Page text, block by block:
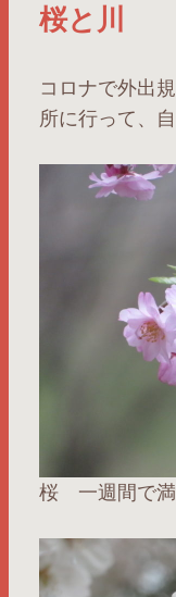
桜と川
コロナで外出
所に行って、
桜 一週間で満